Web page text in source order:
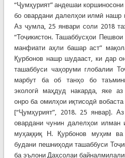
“Ҷумҳурият” андешаи коршиносони
бо овардани далелҳои илмӣ нашр
Аз ҷумла, 25 январи соли 2018
“Тоҷикистон. Ташаббусҳои
манфиати аҳли башар аст”
Қурбонов нашр шудааст, ки дар
ташаббуси чаҳоруми глобалии
марбут ба об танҳо бо
экологӣ маҳдуд накарда, яке
онро ба омилҳои иқтисодӣ
[“Ҷумҳурият”, 2018. 25 январ].
овардани чунин далелҳои илман
муҳаққиқ Н. Қурбонов муҳим ва
будани пешниҳоди ташаббуси
ба эълони Даҳсолаи